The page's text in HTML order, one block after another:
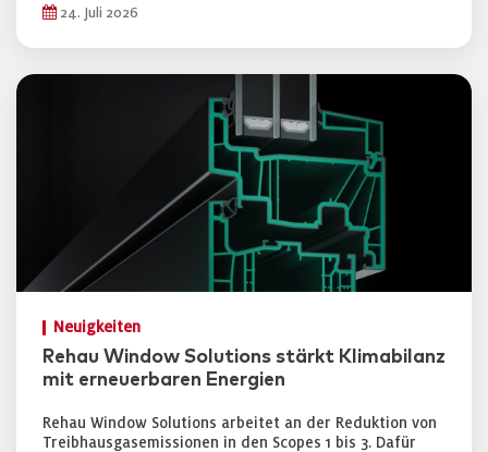
24. Juli 2026
Neuigkeiten
Rehau Window Solutions stärkt Klimabilanz
mit erneuerbaren Energien
Rehau Window Solutions arbeitet an der Reduktion von
Treibhausgasemissionen in den Scopes 1 bis 3. Dafür